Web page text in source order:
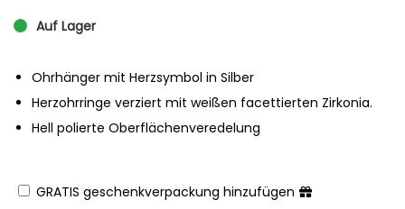
Auf Lager
Ohrhänger mit Herzsymbol in Silber
Herzohrringe verziert mit weißen facettierten Zirkonia.
Hell polierte Oberflächenveredelung
GRATIS geschenkverpackung hinzufügen